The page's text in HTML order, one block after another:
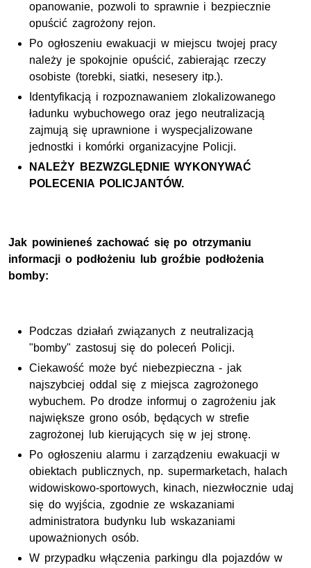
opanowanie, pozwoli to sprawnie i bezpiecznie
opuścić zagrożony rejon.
Po ogłoszeniu ewakuacji w miejscu twojej pracy
należy je spokojnie opuścić, zabierając rzeczy
osobiste (torebki, siatki, nesesery itp.).
Identyfikacją i rozpoznawaniem zlokalizowanego
ładunku wybuchowego oraz jego neutralizacją
zajmują się uprawnione i wyspecjalizowane
jednostki i komórki organizacyjne Policji.
NALEŻY BEZWZGLĘDNIE WYKONYWAĆ
POLECENIA POLICJANTÓW.
Jak powinieneś zachować się po otrzymaniu
informacji o podłożeniu lub groźbie podłożenia
bomby:
Podczas działań związanych z neutralizacją
"bomby" zastosuj się do poleceń Policji.
Ciekawość może być niebezpieczna - jak
najszybciej oddal się z miejsca zagrożonego
wybuchem. Po drodze informuj o zagrożeniu jak
największe grono osób, będących w strefie
zagrożonej lub kierujących się w jej stronę.
Po ogłoszeniu alarmu i zarządzeniu ewakuacji w
obiektach publicznych, np. supermarketach, halach
widowiskowo-sportowych, kinach, niezwłocznie udaj
się do wyjścia, zgodnie ze wskazaniami
administratora budynku lub wskazaniami
upoważnionych osób.
W przypadku włączenia parkingu dla pojazdów w